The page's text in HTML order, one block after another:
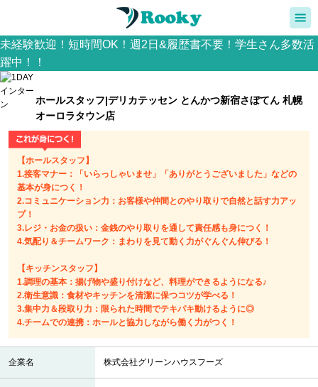
未経験歓迎！短時間OK！週2日&履歴書不要！学生さん多数活
躍中！！
ホールスタッフ|デリカテッセン とんかつ新宿さぼてん 札幌
オーロラタウン店
【ホールスタッフ】
1.接客マナー：「いらっしゃいませ」「ありがとうございました」などの
基本が身につく！
2.コミュニケーション力：お客様や仲間とのやり取りで自然と話す力アッ
プ！
3.レジ・お金の扱い：金銭のやり取りを通して責任感も身につく！
4.気配り＆チームワーク：まわりを見て動く力がぐんぐん伸びる！
【キッチンスタッフ】
1.調理の基本：揚げ物や盛り付けなど、料理ができるようになる♪
2.衛生意識：食材やキッチンを清潔に保つコツが学べる！
3.集中力＆段取り力：限られた時間でテキパキ動けるように◎
4.チームでの連携：ホールと協力しながら働く力がつく！
企業名 株式会社グリーンハウスフーズ